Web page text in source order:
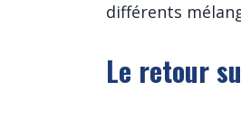
différents
Le retour